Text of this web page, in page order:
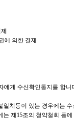
에 의한 결제
에게 수신확인통지를 합니
치등이 있는 경우에는
제15조의 청약철회 등